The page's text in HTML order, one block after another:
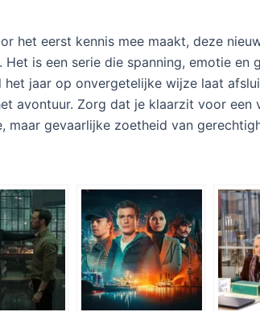
het eerst kennis mee maakt, deze
is een serie die spanning, emotie en
jaar op onvergetelijke wijze laat
avontuur. Zorg dat je klaarzit voor een
maar gevaarlijke zoetheid van